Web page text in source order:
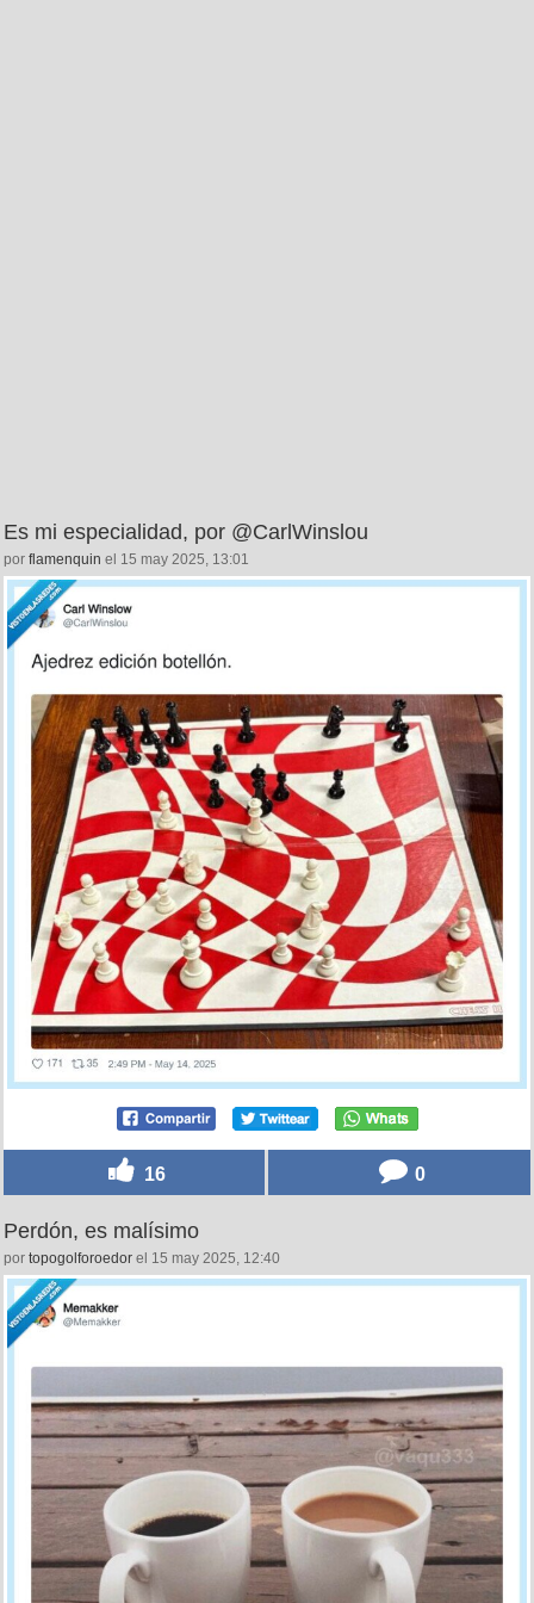
Es mi especialidad, por @CarlWinslou
por flamenquin el 15 may 2025, 13:01
16 0
Perdón, es malísimo
por topogolforoedor el 15 may 2025, 12:40